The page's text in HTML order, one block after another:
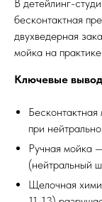
В детейлинг-
бесконтактная
двухведерная
мойка на
Ключевые
при
Ручная мойка
(нейтральный
Щелочная